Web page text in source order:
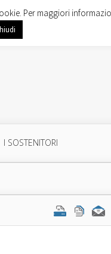
I SOSTENITORI
Per maggiori